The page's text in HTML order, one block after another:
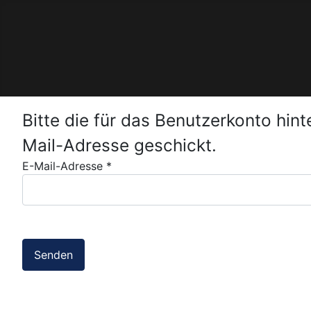
Bitte die für das Benutzerkonto
Mail-Adresse geschickt.
E-Mail-Adresse *
Senden